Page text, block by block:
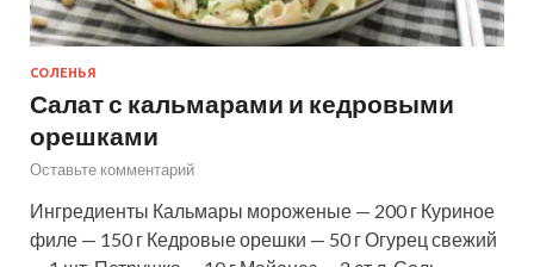
СОЛЕНЬЯ
Салат с кальмарами и кедровыми
орешками
Оставьте комментарий
Ингредиенты Кальмары мороженые — 200 г Куриное
филе — 150 г Кедровые орешки — 50 г Огурец свежий